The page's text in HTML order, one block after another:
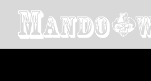
Inhalt
springen